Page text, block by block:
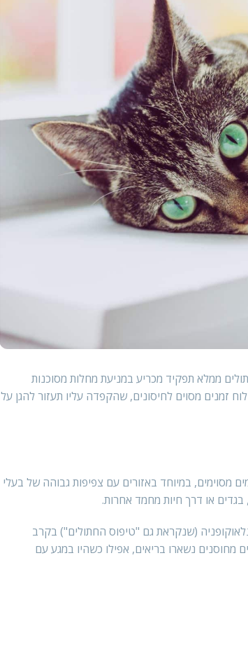
ממלא תפקיד מכריע במניעת מחלות מסוכנות
זמנים מסוים לחיסונים, שהקפדה עליו תעזור להגן על
מסוימים, במיוחד באזורים עם צפיפות גבוהה של בעלי
בגדים או דרך חיות מחמד אחרות.
(שנקראת גם "טיפוס החתולים") בקרב
מחוסנים נשארו בריאים, אפילו כשהיו במגע עם